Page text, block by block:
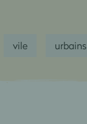
vile urbains